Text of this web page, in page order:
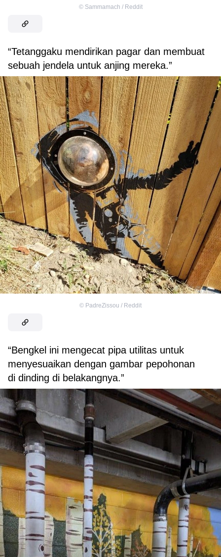
© Sammamach / Reddit
“Tetanggaku mendirikan pagar dan membuat
sebuah jendela untuk anjing mereka.”
© PadreZissou / Reddit
“Bengkel ini mengecat pipa utilitas untuk
menyesuaikan dengan gambar pepohonan
di dinding di belakangnya.”